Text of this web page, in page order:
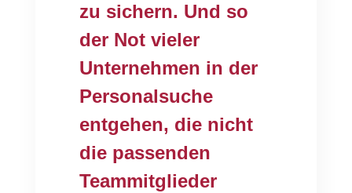
zu sichern. Und so
der Not vieler
Unternehmen in der
Personalsuche
entgehen, die nicht
die passenden
Teammitglieder